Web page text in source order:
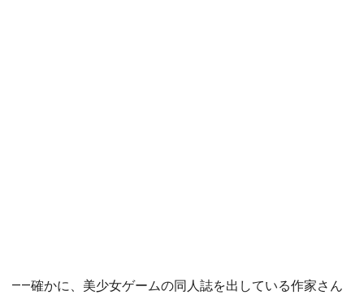
――確かに、美少女ゲームの同人誌を出している作家さん